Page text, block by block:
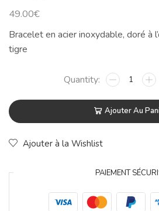
49.00€
Bracelet en acier inoxydable, doré à
tigre
Ajouter Au
Ajouter à la Wishlist
PAIEMENT